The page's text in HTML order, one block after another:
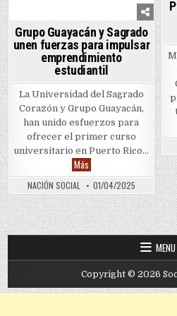
Grupo Guayacán y Sagrado
unen fuerzas para impulsar
emprendimiento
estudiantil
La Universidad del Sagrado
Corazón y Grupo Guayacán,
han unido esfuerzos para
ofrecer el primer curso
universitario en Puerto Rico…
MásGrupo Guayacán y
NACIÓN SOCIAL 01/04/2025
MENU
Copyright © 2026